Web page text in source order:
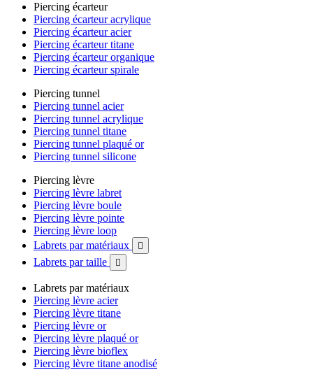
Piercing écarteur
Piercing écarteur acrylique
Piercing écarteur acier
Piercing écarteur titane
Piercing écarteur organique
Piercing écarteur spirale
Piercing tunnel
Piercing tunnel acier
Piercing tunnel acrylique
Piercing tunnel titane
Piercing tunnel plaqué or
Piercing tunnel silicone
Piercing lèvre
Piercing lèvre labret
Piercing lèvre boule
Piercing lèvre pointe
Piercing lèvre loop
Labrets par matériaux

Labrets par taille 
Labrets par matériaux
Piercing lèvre acier
Piercing lèvre titane
Piercing lèvre or
Piercing lèvre plaqué or
Piercing lèvre bioflex
Piercing lèvre titane anodisé